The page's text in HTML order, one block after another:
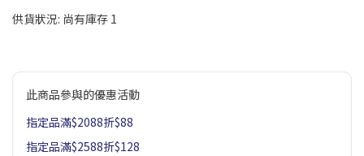
供貨狀況: 尚有庫存 1
此商品參與的優惠活動
指定品滿$2088折$88
指定品滿$2588折$128